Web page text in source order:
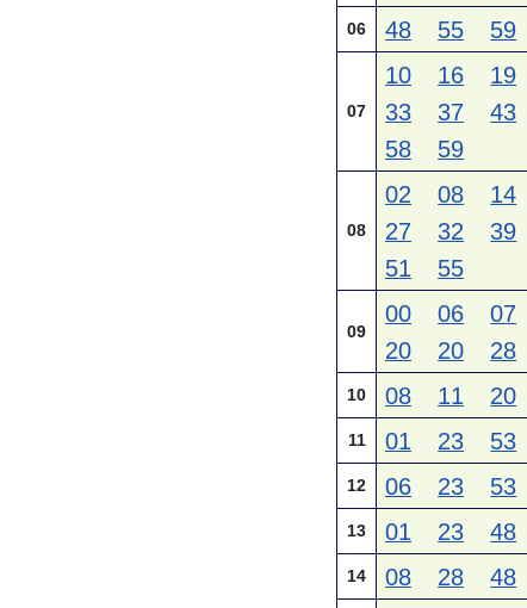
06 48 55 59
07
10 16 19
33
37 43
58
59
08
02 08 14
27
32 39
51
55
09
00 06 07
20
20 28
10 08 11 20
11 01 23 53
12 06 23 53
13 01 23 48
14 08 28 48